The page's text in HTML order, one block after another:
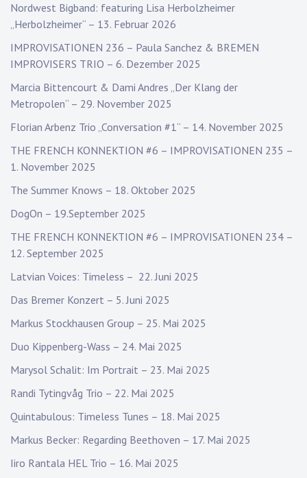
Nordwest Bigband: featuring Lisa Herbolzheimer
„Herbolzheimer“ – 13. Februar 2026
IMPROVISATIONEN 236 – Paula Sanchez & BREMEN
IMPROVISERS TRIO – 6. Dezember 2025
Marcia Bittencourt & Dami Andres „Der Klang der
Metropolen“ – 29. November 2025
Florian Arbenz Trio „Conversation #1“ – 14. November 2025
THE FRENCH KONNEKTION #6 – IMPROVISATIONEN 235 –
1. November 2025
The Summer Knows – 18. Oktober 2025
DogOn – 19.September 2025
THE FRENCH KONNEKTION #6 – IMPROVISATIONEN 234 –
12. September 2025
Latvian Voices: Timeless – 22. Juni 2025
Das Bremer Konzert – 5. Juni 2025
Markus Stockhausen Group – 25. Mai 2025
Duo Kippenberg-Wass – 24. Mai 2025
Marysol Schalit: Im Portrait – 23. Mai 2025
Randi Tytingvåg Trio – 22. Mai 2025
Quintabulous: Timeless Tunes – 18. Mai 2025
Markus Becker: Regarding Beethoven – 17. Mai 2025
Iiro Rantala HEL Trio – 16. Mai 2025